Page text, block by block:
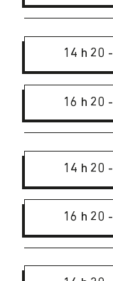
14 h 20 -
16 h 20 -
14 h 20 -
16 h 20 -